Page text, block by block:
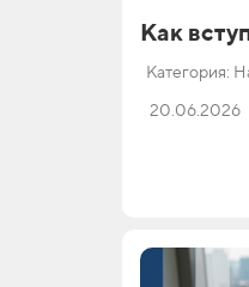
Как
Категория:
20.06.2026